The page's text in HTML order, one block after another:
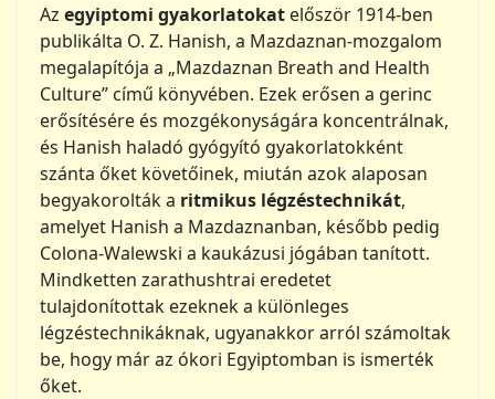
Az egyiptomi gyakorlatokat először 1914-ben
publikálta O. Z. Hanish, a Mazdaznan-mozgalom
megalapítója a „Mazdaznan Breath and Health
Culture” című könyvében. Ezek erősen a gerinc
erősítésére és mozgékonyságára koncentrálnak,
és Hanish haladó gyógyító gyakorlatokként
szánta őket követőinek, miután azok alaposan
begyakorolták a ritmikus légzéstechnikát,
amelyet Hanish a Mazdaznanban, később pedig
Colona-Walewski a kaukázusi jógában tanított.
Mindketten zarathushtrai eredetet
tulajdonítottak ezeknek a különleges
légzéstechnikáknak, ugyanakkor arról számoltak
be, hogy már az ókori Egyiptomban is ismerték
őket.